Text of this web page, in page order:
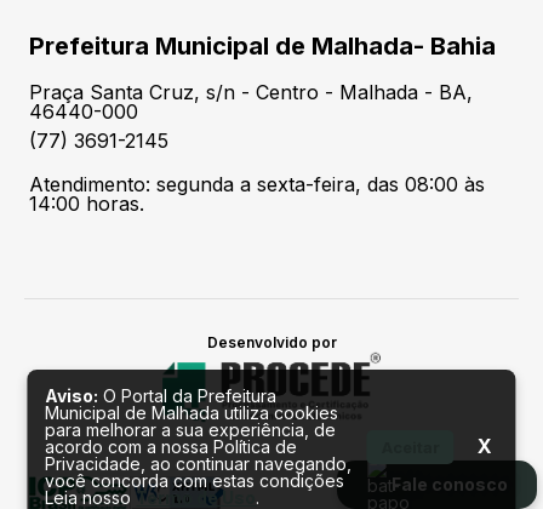
Fale conosco
Prefeitura Municipal de Malhada- Bahia
Praça Santa Cruz, s/n - Centro - Malhada - BA,
46440-000
(77) 3691-2145
Atendimento: segunda a sexta-feira, das 08:00 às
14:00 horas.
Desenvolvido por
Aviso: O Portal da Prefeitura
Municipal de Malhada utiliza cookies
para melhorar a sua experiência, de
acordo com a nossa Política de
Privacidade, ao continuar navegando,
você concorda com estas condições
Leia nossoTermo de Uso .
X